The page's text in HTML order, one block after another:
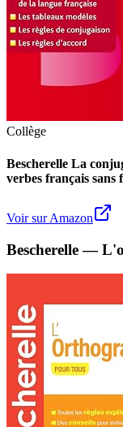
Collège
Bescherelle La
verbes français sans
Voir sur Amazon
Bescherelle —